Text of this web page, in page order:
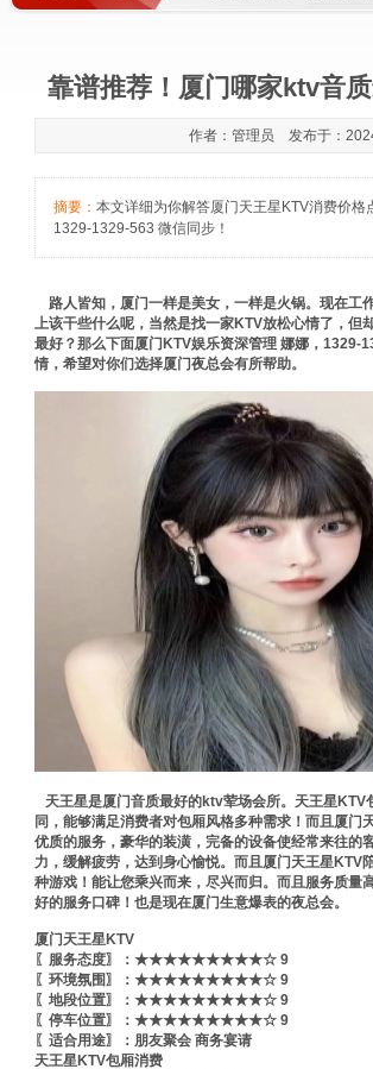
靠谱推荐！厦门哪家ktv音
作者：管理员 发布于：
摘要： 本文详细为你解答厦门天王星KTV消费价格
1329-1329-563 微信同步！
路人皆知，厦门一样是美女，一样是火锅。现在工
上该干些什么呢，当然是找一家KTV放松心情了，
最好？那么下面厦门KTV娱乐资深管理 娜娜，1329-
情，希望对你们选择厦门夜总会有所帮助。
天王星是厦门音质最好的ktv荤场会所。天王星KTV
同，能够满足消费者对包厢风格多种需求！而且厦门
优质的服务，豪华的装潢，完备的设备使经常来往的
力，缓解疲劳，达到身心愉悦。而且厦门天王星KTV
种游戏！能让您乘兴而来，尽兴而归。而且服务质量
好的服务口碑！也是现在厦门生意爆表的夜总会。
厦门天王星KTV
〖服务态度〗：★★★★★★★★★☆ 9
〖环境氛围〗：★★★★★★★★★☆ 9
〖地段位置〗：★★★★★★★★★☆ 9
〖停车位置〗：★★★★★★★★★☆ 9
〖适合用途〗：朋友聚会 商务宴请
天王星KTV包厢消费